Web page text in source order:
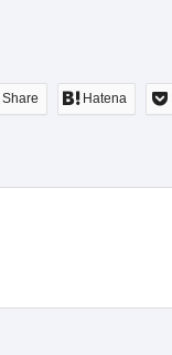
Share Hatena